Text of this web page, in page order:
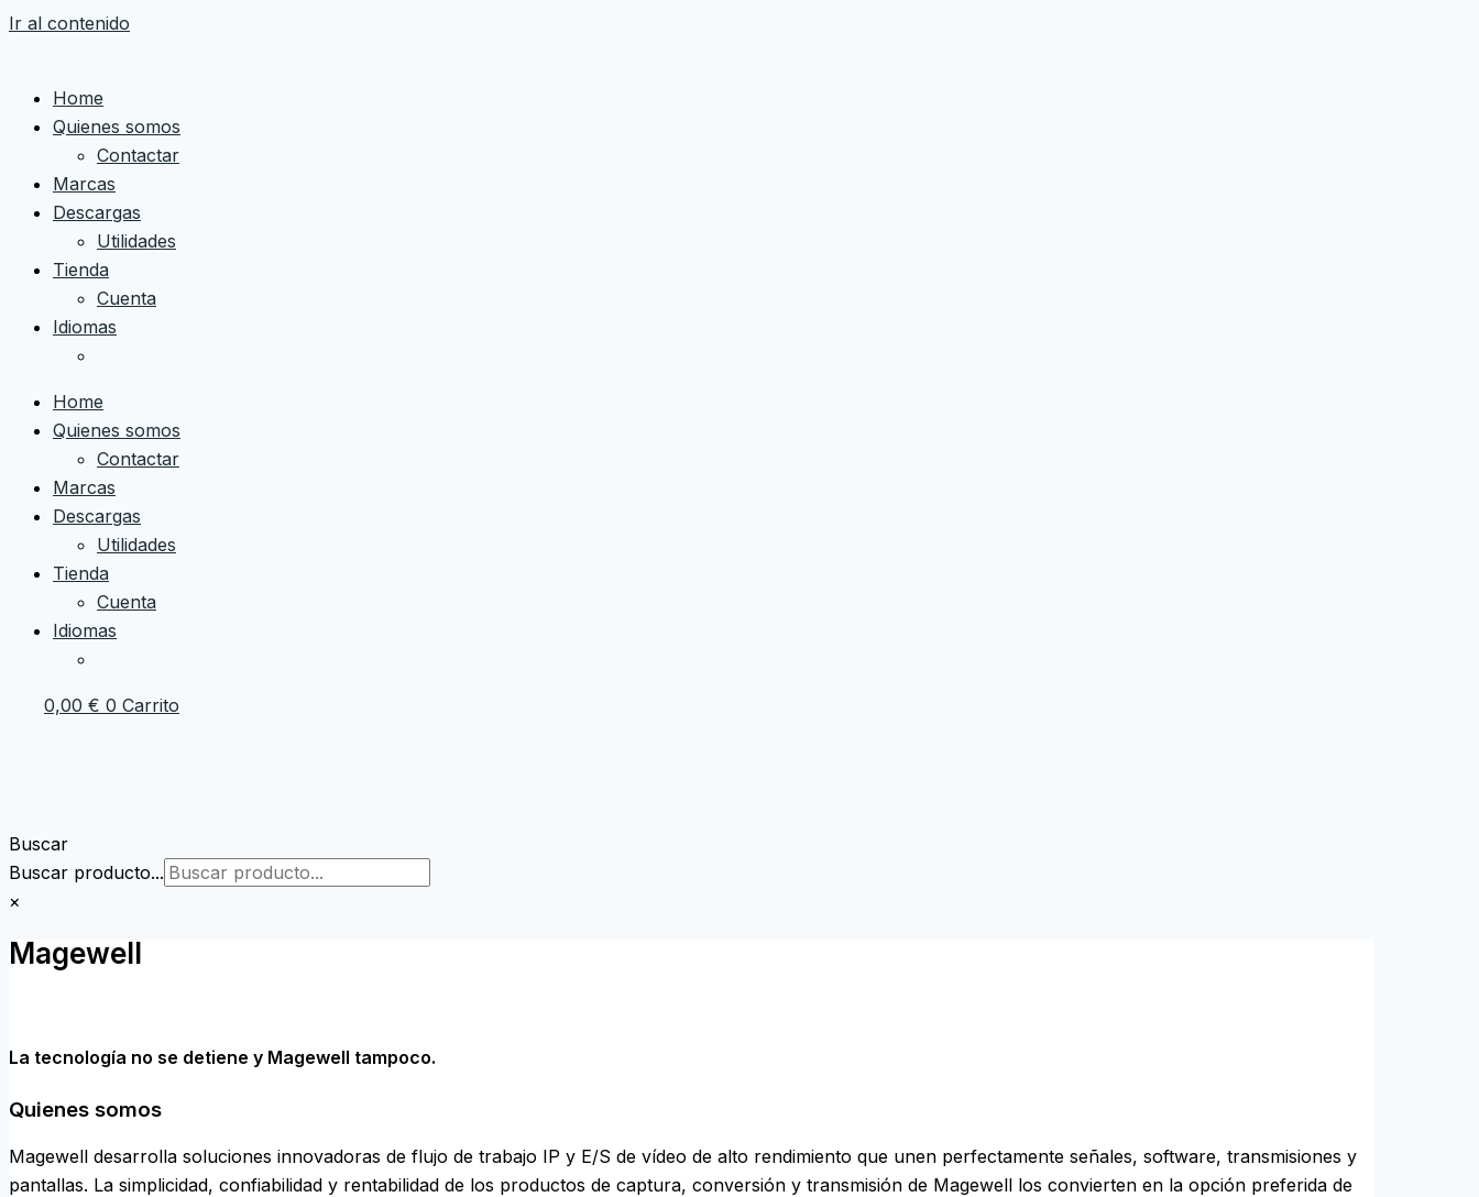
Ir al contenido
Home
Quienes somos
Contactar
Marcas
Descargas
Utilidades
Tienda
Cuenta
Idiomas
Home
Quienes somos
Contactar
Marcas
Descargas
Utilidades
Tienda
Cuenta
Idiomas
0,00 € 0 Carrito
Buscar
Buscar producto...
×
Magewell
La tecnología no se detiene y Magewell tampoco.
Quienes somos
Magewell desarrolla soluciones innovadoras de flujo de trabajo IP y E/S de vídeo de alto rendimiento que unen perfectamente señales, software, transmisiones y
pantallas. La simplicidad, confiabilidad y rentabilidad de los productos de captura, conversión y transmisión de Magewell los convierten en la opción preferida de